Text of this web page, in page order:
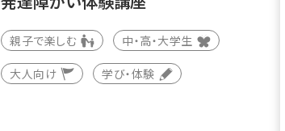
親子で楽しむ 中・高・大学生
大人向け 学び・体験